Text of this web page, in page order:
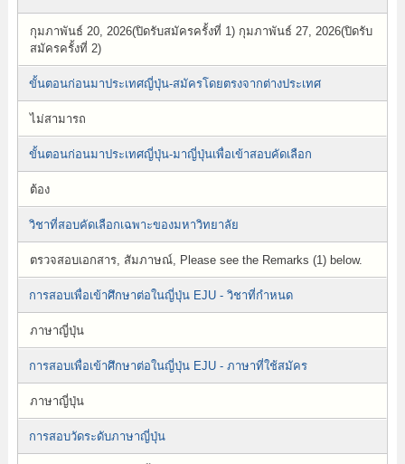
กุมภาพันธ์ 20, 2026(ปิดรับสมัครครั้งที่ 1) กุมภาพันธ์ 27, 2026(ปิดรับ
สมัครครั้งที่ 2)
ขั้นตอนก่อนมาประเทศญี่ปุ่น-สมัครโดยตรงจากต่างประเทศ
ไม่สามารถ
ขั้นตอนก่อนมาประเทศญี่ปุ่น-มาญี่ปุ่นเพื่อเข้าสอบคัดเลือก
ต้อง
วิชาที่สอบคัดเลือกเฉพาะของมหาวิทยาลัย
ตรวจสอบเอกสาร, สัมภาษณ์, Please see the Remarks (1) below.
การสอบเพื่อเข้าศึกษาต่อในญี่ปุ่น EJU - วิชาที่กำหนด
ภาษาญี่ปุ่น
การสอบเพื่อเข้าศึกษาต่อในญี่ปุ่น EJU - ภาษาที่ใช้สมัคร
ภาษาญี่ปุ่น
การสอบวัดระดับภาษาญี่ปุ่น